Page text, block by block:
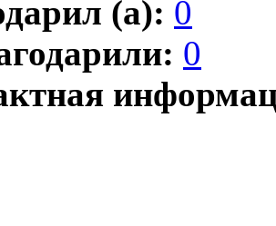
(а): 0
0